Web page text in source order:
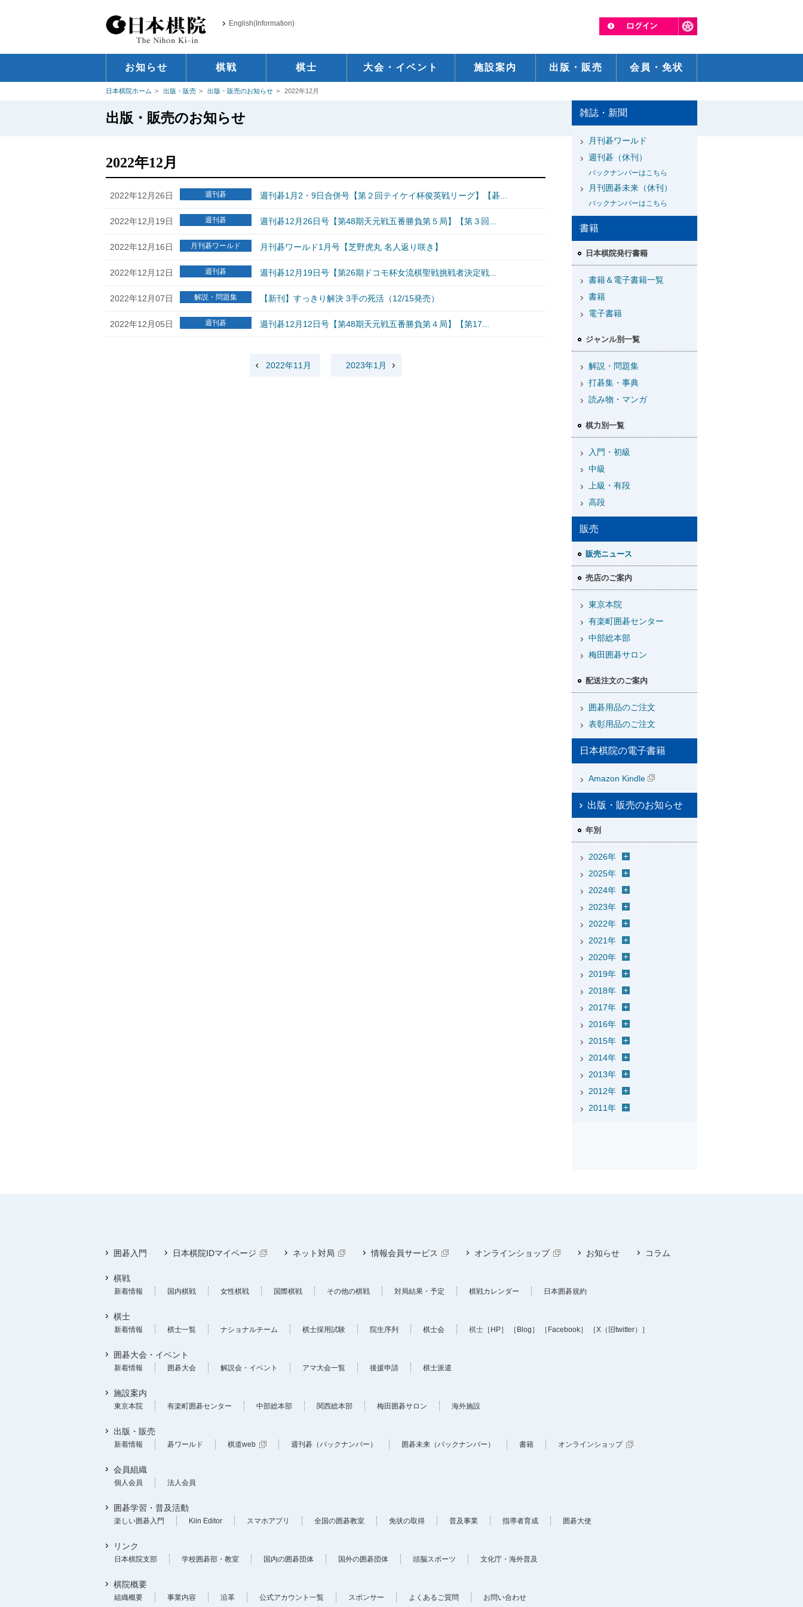
English(Information)
お知らせ 棋戦 棋士 大会・イベント 施設案内 出版・販売 会員・免状
日本棋院ホーム 出版・販売 出版・販売のお知らせ 2022年12月
出版・販売のお知らせ
2022年12月
2022年12月26日 週刊碁 週刊碁1月2・9日合併号【第２回テイケイ杯俊英戦リーグ】【碁...
2022年12月19日 週刊碁 週刊碁12月26日号【第48期天元戦五番勝負第５局】【第３回...
2022年12月16日 月刊碁ワールド 月刊碁ワールド1月号【芝野虎丸 名人返り咲き】
2022年12月12日 週刊碁 週刊碁12月19日号【第26期ドコモ杯女流棋聖戦挑戦者決定戦...
2022年12月07日 解説・問題集 【新刊】すっきり解決 3手の死活（12/15発売）
2022年12月05日 週刊碁 週刊碁12月12日号【第48期天元戦五番勝負第４局】【第17...
2022年11月 2023年1月
雑誌・新聞
月刊碁ワールド
週刊碁（休刊）
バックナンバーはこちら
月刊囲碁未来（休刊）
バックナンバーはこちら
書籍
日本棋院発行書籍
書籍＆電子書籍一覧
書籍
電子書籍
ジャンル別一覧
解説・問題集
打碁集・事典
読み物・マンガ
棋力別一覧
入門・初級
中級
上級・有段
高段
販売
販売ニュース
売店のご案内
東京本院
有楽町囲碁センター
中部総本部
梅田囲碁サロン
配送注文のご案内
囲碁用品のご注文
表彰用品のご注文
日本棋院の電子書籍
Amazon Kindle
出版・販売のお知らせ
年別
2026年
2025年
2024年
2023年
2022年
2021年
2020年
2019年
2018年
2017年
2016年
2015年
2014年
2013年
2012年
2011年
囲碁入門 日本棋院IDマイページ ネット対局 情報会員サービス オンラインショップ お知らせ コラム
棋戦
新着情報 国内棋戦 女性棋戦 国際棋戦 その他の棋戦 対局結果・予定 棋戦カレンダー 日本囲碁規約
棋士
新着情報 棋士一覧 ナショナルチーム 棋士採用試験 院生序列 棋士会 棋士 ［HP］ ［Blog］ ［Facebook］ ［X（旧twitter）］
囲碁大会・イベント
新着情報 囲碁大会 解説会・イベント アマ大会一覧 後援申請 棋士派遣
施設案内
東京本院 有楽町囲碁センター 中部総本部 関西総本部 梅田囲碁サロン 海外施設
出版・販売
新着情報 碁ワールド 棋道web 週刊碁（バックナンバー） 囲碁未来（バックナンバー） 書籍 オンラインショップ
会員組織
個人会員 法人会員
囲碁学習・普及活動
楽しい囲碁入門 Kiin Editor スマホアプリ 全国の囲碁教室 免状の取得 普及事業 指導者育成 囲碁大使
リンク
日本棋院支部 学校囲碁部・教室 国内の囲碁団体 国外の囲碁団体 頭脳スポーツ 文化庁・海外普及
棋院概要
組織概要 事業内容 沿革 公式アカウント一覧 スポンサー よくあるご質問 お問い合わせ